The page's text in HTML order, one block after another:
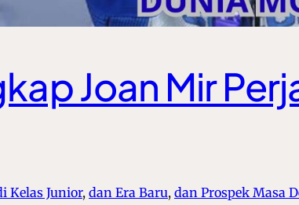
Joan Mir
Kelas Junior, dan Era Baru, dan Prospek Masa